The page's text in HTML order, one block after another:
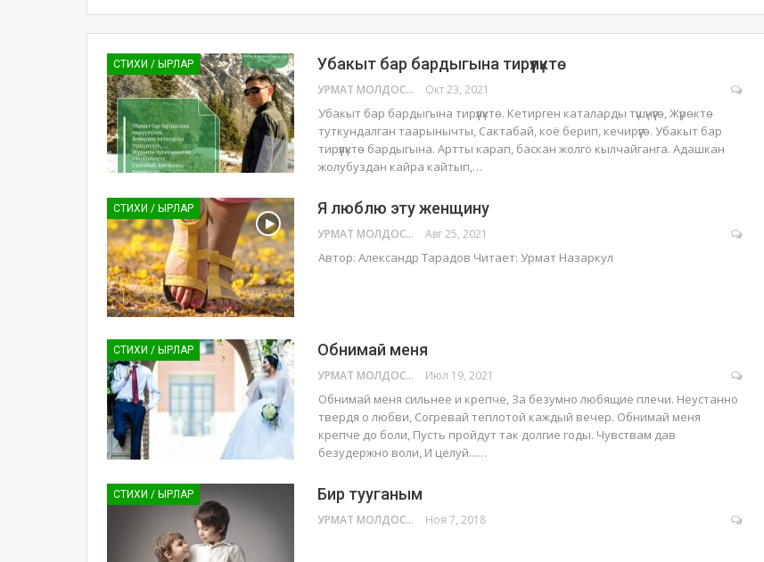
СТИХИ / ЫРЛАР Убакыт бар бардыгына тирүүлүктө
УРМАТ МОЛДОСАНОВ Окт 23, 2021
Убакыт бар бардыгына тирүүлүктө. Кетирген каталарды түшүнүүгө, Жүрөктө
туткундалган таарынычты, Сактабай, коё берип, кечирүүгө. Убакыт бар
тирүүлүктө бардыгына. Артты карап, баскан жолго кылчайганга. Адашкан
жолубуздан кайра кайтып,…
СТИХИ / ЫРЛАР Я люблю эту женщину
УРМАТ МОЛДОСАНОВ Авг 25, 2021
Автор: Александр Тарадов Читает: Урмат Назаркул
СТИХИ / ЫРЛАР Обнимай меня
УРМАТ МОЛДОСАНОВ Июл 19, 2021
Обнимай меня сильнее и крепче, За безумно любящие плечи. Неустанно
твердя о любви, Согревай теплотой каждый вечер. Обнимай меня
крепче до боли, Пусть пройдут так долгие годы. Чувствам дав
безудержно воли, И целуй...…
СТИХИ / ЫРЛАР Бир тууганым
УРМАТ МОЛДОСАНОВ Ноя 7, 2018